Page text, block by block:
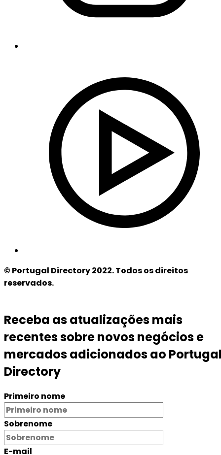
© Portugal Directory 2022. Todos os direitos
reservados.
Receba as atualizações mais
recentes sobre novos negócios e
mercados adicionados ao
Directory
Primeiro nome
Sobrenome
E-mail